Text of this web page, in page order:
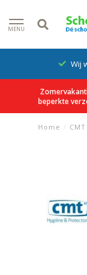
MENU
Wij
beperkte
Home /